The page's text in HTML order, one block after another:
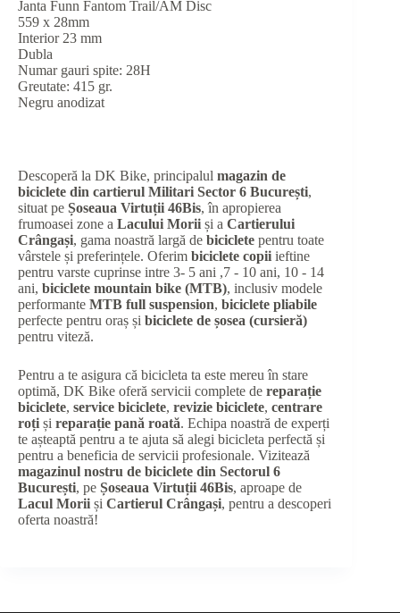
Janta Funn Fantom Trail/AM Disc
559 x 28mm
Interior 23 mm
Dubla
Numar gauri spite: 28H
Greutate: 415 gr.
Negru anodizat
Descoperă la DK Bike, principalul magazin de
biciclete din cartierul Militari Sector 6 București,
situat pe Șoseaua Virtuții 46Bis, în apropierea
frumoasei zone a Lacului Morii și a Cartierului
Crângași, gama noastră largă de biciclete pentru toate
vârstele și preferințele. Oferim biciclete copii ieftine
pentru varste cuprinse intre 3- 5 ani ,7 - 10 ani, 10 - 14
ani, biciclete mountain bike (MTB), inclusiv modele
performante MTB full suspension, biciclete pliabile
perfecte pentru oraș și biciclete de șosea (cursieră)
pentru viteză.
Pentru a te asigura că bicicleta ta este mereu în stare
optimă, DK Bike oferă servicii complete de reparație
biciclete, service biciclete, revizie biciclete, centrare
roți și reparație pană roată. Echipa noastră de experți
te așteaptă pentru a te ajuta să alegi bicicleta perfectă și
pentru a beneficia de servicii profesionale. Vizitează
magazinul nostru de biciclete din Sectorul 6
București, pe Șoseaua Virtuții 46Bis, aproape de
Lacul Morii și Cartierul Crângași, pentru a descoperi
oferta noastră!